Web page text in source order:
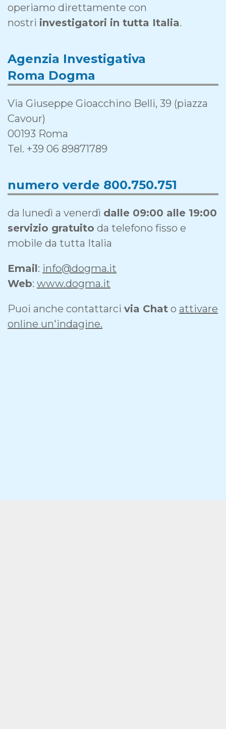
operiamo direttamente con
nostri investigatori in tutta Italia.
Agenzia Investigativa
Roma Dogma
Via Giuseppe Gioacchino Belli, 39 (piazza
Cavour)
00193 Roma
Tel. +39 06 89871789
numero verde 800.750.751
da lunedì a venerdì dalle 09:00 alle 19:00
servizio gratuito da telefono fisso e
mobile da tutta Italia
Email: info@dogma.it
Web: www.dogma.it
Puoi anche contattarci via Chat o attivare
online un'indagine.